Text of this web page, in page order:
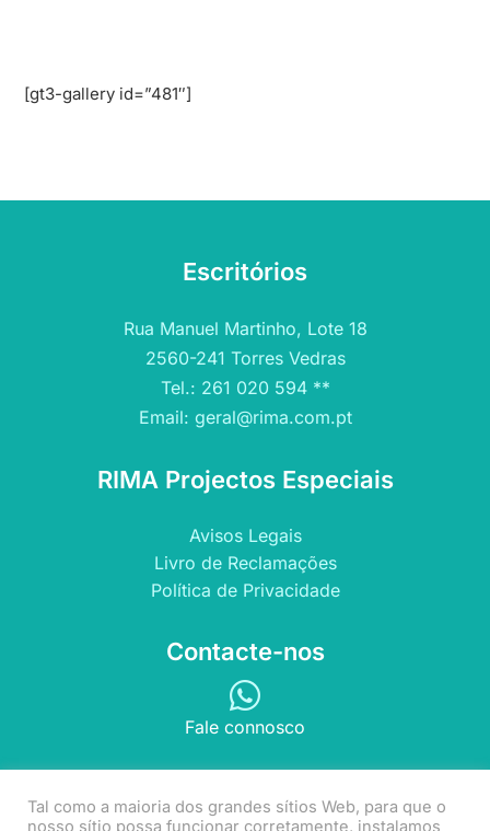
[gt3-gallery id=”481″]
Escritórios
Rua Manuel Martinho, Lote 18
2560-241 Torres Vedras
Tel.: 261 020 594 **
Email: geral@rima.com.pt
RIMA Projectos Especiais
Avisos Legais
Livro de Reclamações
Política de Privacidade
Contacte-nos
Fale connosco
Copyright © 2022 RIMA Projectos Especiais | Todos os
Tal como a maioria dos grandes sítios Web, para que o
nosso sítio possa funcionar corretamente, instalamos